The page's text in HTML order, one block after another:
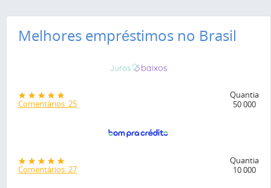
Melhores empréstimos no Brasil
Comentários: 25
Quantia
50 000
Comentários: 27
Quantia
10 000